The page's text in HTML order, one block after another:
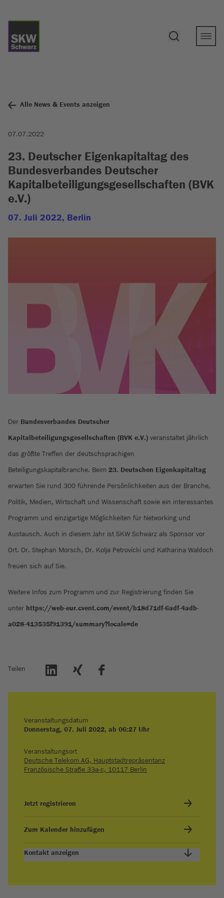
Alle News & Events anzeigen
07.07.2022
23. Deutscher Eigenkapitaltag des
Bundesverbandes Deutscher
Kapitalbeteiligungsgesellschaften (BVK
e.V.)
07. Juli 2022, Berlin
Der Bundesverbandes Deutscher
Kapitalbeteiligungsgesellschaften (BVK e.V.) veranstaltet jährlich
das größte Treffen der deutschsprachigen
Beteiligungskapitalbranche. Beim 23. Deutschen Eigenkapitaltag
erwarten Sie rund 300 führende Persönlichkeiten aus der Branche,
Politik, Medien, Wirtschaft und Wissenschaft sowie ein interessantes
Programm und einzigartige Möglichkeiten für Networking und
Austausch. Auch in diesem Jahr ist SKW Schwarz als Sponsor vor
Ort. Dr. Stephan Morsch, Dr. Kolja Petrovicki und Katharina Waldoch
freuen sich auf Sie.
Weitere Infos zum Programm und zur Registrierung finden Sie
unter https://web-eur.cvent.com/event/b18d71df-6adf-4adb-
a028-413535f91391/summary?locale=de
Teilen
Veranstaltungsdatum
Donnerstag, 07. Juli 2022, ab 06:27 Uhr
Veranstaltungsort
Deutsche Telekom AG, Hauptstadtrepräsentanz
Französische Straße 33a-c, 10117 Berlin
Jetzt registrieren
Zum Kalender hinzufügen
Kontakt anzeigen